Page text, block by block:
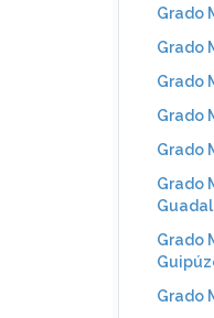
Grado
Grado
Grado
Grado
Grado
Grado
Grado
Grado